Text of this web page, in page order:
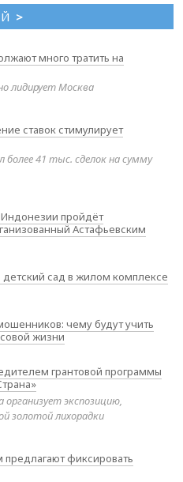
>
много тратить на
лидирует Москва
ставок стимулирует
более 41 тыс. сделок на сумму
пройдёт
Астафьевским
сад в жилом комплексе
чему будут учить
жизни
грантовой программы
экспозицию,
золотой лихорадки
фиксировать